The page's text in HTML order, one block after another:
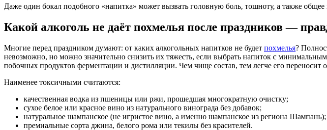
Даже один бокал подобного «напитка» может вызвать головную боль, тошноту, а также
Какой алкоголь не даёт похмелья после праздников —
Многие перед праздником думают: от каких алкогольных напитков не будет похмелья?
невозможно, но можно значительно снизить их тяжесть, если выбрать напиток с
побочных продуктов ферментации и дистилляции. Чем чище состав, тем легче его переносит
Наименее токсичными считаются:
качественная водка из пшеницы или ржи, прошедшая многократную очистку;
сухое белое или красное вино из натурального винограда без добавок;
натуральное шампанское (не игристое вино, а именно шампанское из региона Шампань);
премиальные сорта джина, белого рома или текилы без красителей.